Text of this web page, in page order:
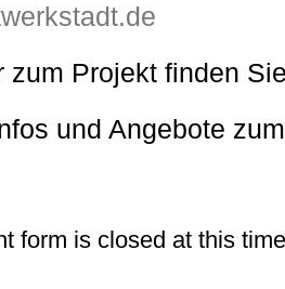
zum Projekt finden
und Angebote
form is closed at this